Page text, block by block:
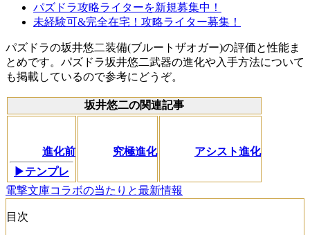
パズドラ攻略ライターを新規募集中！
未経験可&完全在宅！攻略ライター募集！
パズドラの坂井悠二装備(ブルートザオガー)の評価と性能ま
とめです。パズドラ坂井悠二武器の進化や入手方法について
も掲載しているので参考にどうぞ。
坂井悠二の関連記事
進化前
▶テンプレ
究極進化 アシスト進化
電撃文庫コラボの当たりと最新情報
目次